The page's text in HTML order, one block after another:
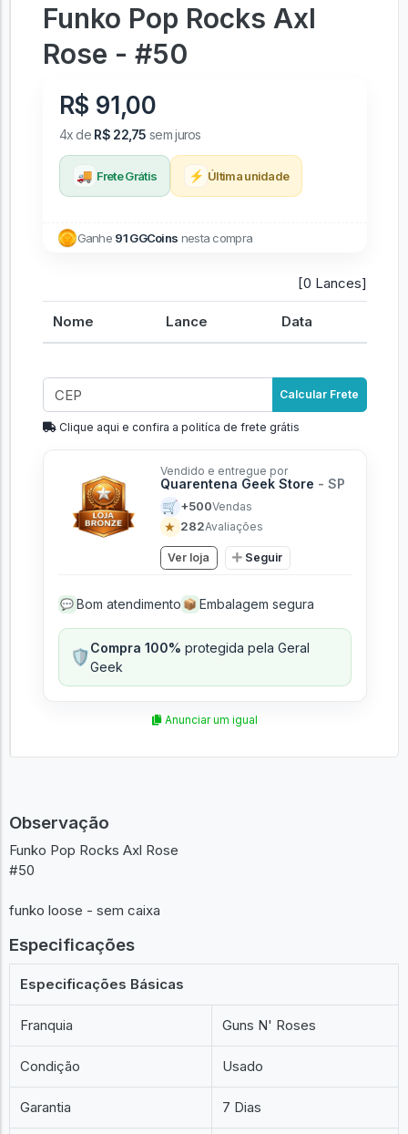
Funko Pop Rocks Axl
Rose - #50
R$ 91,00
4x de R$ 22,75 sem juros
🚚 Frete Grátis ⚡ Última unidade
Ganhe 91 GGCoins nesta compra
[0 Lances]
Nome Lance Data
Calcular Frete
Clique aqui e confira a politíca de frete grátis
Vendido e entregue por
Quarentena Geek Store - SP
🛒 +500Vendas
★ 282Avaliações
Ver loja Seguir
💬 Bom atendimento 📦 Embalagem segura
🛡️Compra 100% protegida pela Geral
Geek
Anunciar um igual
Observação
Funko Pop Rocks Axl Rose
#50
funko loose - sem caixa
Especificações
Especificações Básicas
Franquia Guns N' Roses
Condição Usado
Garantia 7 Dias